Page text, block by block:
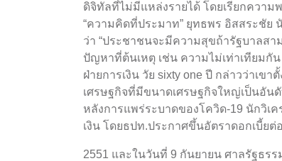
ดิจิทัลที่ไม่มีแหล่งรายได้ โดยเรียกควา
“ความคิดที่ประมาท” ยุทธพร อิสสระชัย
ว่า “ประชาชนจะมีความสุขถ้ารัฐบาลส
ปัญหาที่ต้นเหตุ เช่น ความไม่เท่าเทียมกั
ฝ่ายการเงิน วัย sixty one ปี กล่าวว่าเข
เศรษฐกิจที่มีขนาดเศรษฐกิจใหญ่เป็นอัน
หลังการแพร่ระบาดของโควิด-19 นักวิเ
เงิน โดยธปท.ประกาศขึ้นอัตราดอกเบี้ยต่
2551 และในวันที่ 9 กันยายน ศาลรัฐธ